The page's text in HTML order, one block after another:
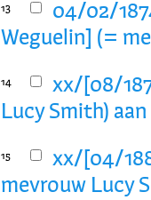
13
04/02/
Weguelin] (=
14
xx/[08/
Lucy Smith)
15
xx/[04/
mevrouw Lucy